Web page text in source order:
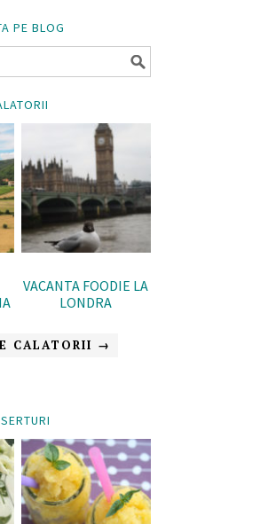
PE BLOG
VACANTA FOODIE LA
LONDRA
CALATORII →